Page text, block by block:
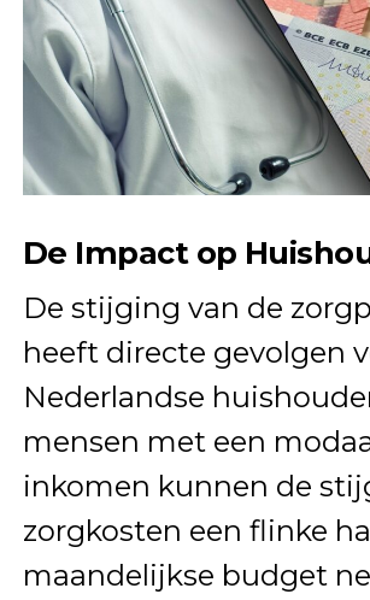
De Impact op
De stijging van de
heeft directe gevolgen
Nederlandse
mensen met een
inkomen kunnen de
zorgkosten een flinke
maandelijkse budget